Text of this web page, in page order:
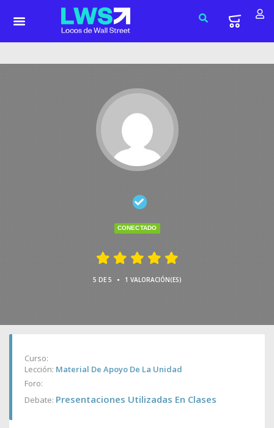
CONECTADO
5 DE 5 • 1 VALORACIÓN(ES)
Curso:
Lección: Material De Apoyo De La Unidad
Foro:
Debate: Presentaciones Utilizadas En Clases